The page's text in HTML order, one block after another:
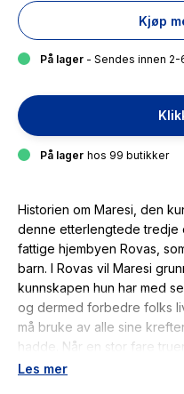
Kjøp
På lager - Sendes innen
På lager hos 99 butikker
Historien om Maresi, den
denne etterlengtede tredje
fattige hjembyen Rovas,
barn. I Rovas vil Maresi
kunnskapen hun har med
og dermed forbedre folks
må bruke av alle sine
hadde. Når en stor fare
finnes andre typer
Les mer